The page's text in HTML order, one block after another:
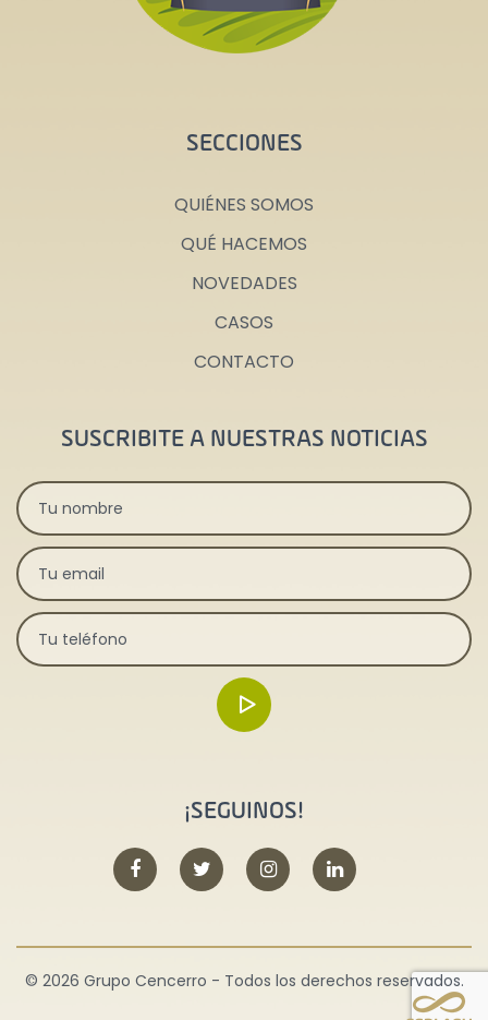
SECCIONES
QUIÉNES SOMOS
QUÉ HACEMOS
NOVEDADES
CASOS
CONTACTO
SUSCRIBITE A NUESTRAS NOTICIAS
¡SEGUINOS!
© 2026 Grupo Cencerro - Todos los derechos reservados.